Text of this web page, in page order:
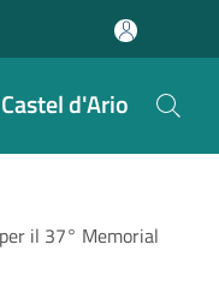
d'Ario
il 37° Memorial